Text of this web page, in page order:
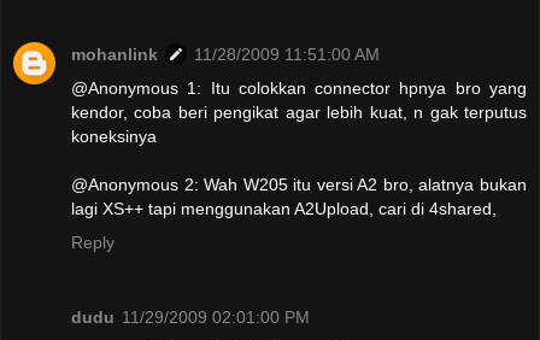
mohanlink
11/28/2009 11:51:00 AM
@Anonymous 1: Itu colokkan connector hpnya bro yang
kendor, coba beri pengikat agar lebih kuat, n gak terputus
koneksinya
@Anonymous 2: Wah W205 itu versi A2 bro, alatnya bukan
lagi XS++ tapi menggunakan A2Upload, cari di 4shared,
Reply
dudu 11/29/2009 02:01:00 PM